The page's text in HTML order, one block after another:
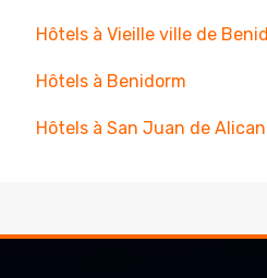
Hôtels à Vieille ville de
Hôtels à Benidorm
Hôtels à San Juan de